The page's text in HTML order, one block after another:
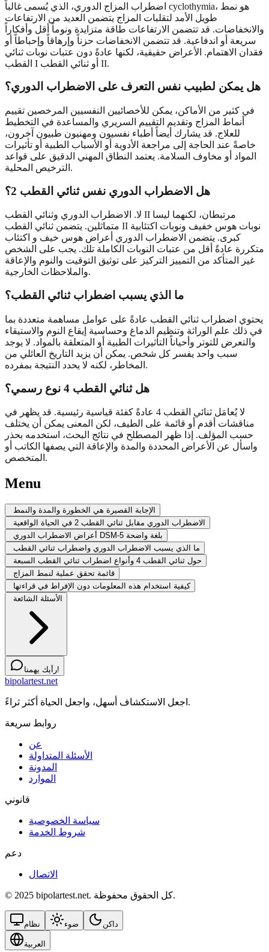
اضطراب المزاج الدوري، الذي يُسمى غالباً cyclothymia، هو نمط
طويل الأمد لتقلبات المزاج يتضمن العديد من الارتفاعات
والانخفاضات. قد تتضمن الارتفاعات طاقة متزايدة ونوماً أقل وأفكاراً
سريعة أو اندفاعية. قد تتضمن الانخفاضات حزناً وإرهاقاً وإحباطاً أو
فقدان الاهتمام. الأعراض حقيقية، لكنها عادةً دون عتبات نوبات ثنائي
القطب I أو ثنائي القطب II.
هل يمكن لطبيب نفس التعرف على الاضطراب الدوري؟
في كثير من الأماكن، يمكن للأخصائيين النفسيين المرخصين تقييم
أنماط المزاج وتقديم التقييم السريري والمساعدة في التخطيط
للعلاج. قد يشارك أيضاً أطباء نفسيون ومهنيون طبيون آخرون،
خاصةً عند الحاجة إلى مراجعة الأدوية أو الأسباب الطبية أو تأثيرات
المواد أو مخاوف السلامة. يعتمد النطاق المهني الدقيق على قواعد
الترخيص المحلية.
هل الاضطراب الدوري نفس ثنائي القطب 2؟
لا. الاضطراب الدوري وثنائي القطب II مرتبطان، لكنهما ليسا
متماثلين. يتضمن ثنائي القطب II نوبات هوس خفيف ونوبات اكتئابية
كبرى. يتضمن الاضطراب الدوري أعراض هوس خيف و اكتئاب
متكررة عادةً أقل من عتبات النوبات الكاملة تلك. يجب على الشخص
غير المتأكد من التمييز التركيز على توثيق التوقيت والنوم والإعاقة
والملاحظات الخارجية.
ما الذي يسبب اضطراب ثنائي القطب؟
يحتوي اضطراب ثنائي القطب عادةً على عوامل مساهمة متعددة بما
في ذلك علم الوراثة وتنظيم الدماغ وحساسية إيقاع النوم والاستيقاء
والتعرض للتوتر وأحياناً التأثيرات الطبية أو المتعلقة بالمواد. لا يوجد
سبب واحد يفسر كل شخص. يمكن أن يزيد التاريخ العائلي من
المخاطر، لكنه لا يحدد النتيجة بمفرده.
هل ثنائي القطب 4 نوع رسمي؟
لا يُعامَل ثنائي القطب 4 عادةً كفئة قياسية رئيسية. قد يظهر في
مناقشات أقدم أو قائمة على الطيف، لكن المعنى يمكن أن يختلف
حسب المؤلف. إذا ظهر المصطلح في نتائج البحث، استخدمه بحذر
واسأل عن الأعراض المحددة والمدة والإعاقة التي يصفها الكاتب أو
المتخصص.
Menu
الإجابة القصيرة هي الخطورة والمدة والنمط
الاضطراب الدوري مقابل ثنائي القطب 2 في الحياة الواقعية
أعراض الاضطراب الدوري DSM-5 بلغة واضحة
ما الذي يسبب الاضطراب الدوري واضطراب ثنائي القطب
حول ثنائي القطب 4 وأنواع اضطراب ثنائي القطب السبعة
قائمة تحقق عملية لنمط المزاج
كيفية استخدام هذه المعلومات دون الإفراط في قراءتها
الأسئلة الشائعة
رأيك يهمنا!
bipolartest.net
اجعل الاستكشاف أسهل، واجعل الحياة أكثر ثراءً.
روابط سريعة
عن
الأسئلة المتداولة
المدونة
الموارد
قانوني
سياسة الخصوصية
شروط الخدمة
دعم
الاتصال
© 2025 bipolartest.net. كل الحقوق محفوظة.
نظام ضوء داكن
العربية